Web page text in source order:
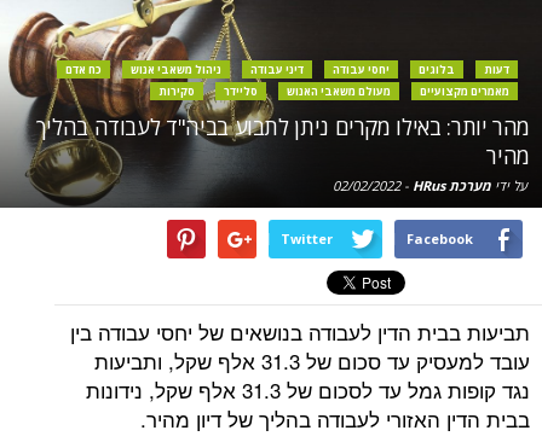
דעות בלוגים יחסי עבודה דיני עבודה ניהול משאבי אנוש
כח אדם
מאמרים מקצועיים
מעולם משאבי האנוש סליידר סקירות
מהר יותר: באילו מקרים ניתן לתבוע בביה"ד לעבודה בהליך
מהיר
על ידי מערכת HRus -
02/02/2022
Facebook
Twitter
תביעות בבית הדין לעבודה בנושאים של יחסי עבודה בין
עובד למעסיק עד סכום של 31.3 אלף שקל, ותביעות
נגד קופות גמל עד לסכום של 31.3 אלף שקל, נידונות
בבית הדין האזורי לעבודה בהליך של דיון מהיר.